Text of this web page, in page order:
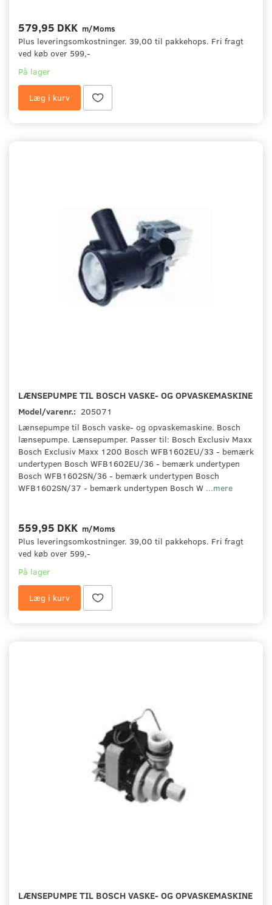
579,95 DKK m/Moms
Plus leveringsomkostninger. 39,00 til pakkehops. Fri fragt
ved køb over 599,-
På lager
Læg i kurv
LÆNSEPUMPE TIL BOSCH VASKE- OG OPVASKEMASKINE
Model/varenr.: 205071
Lænsepumpe til Bosch vaske- og opvaskemaskine. Bosch
lænsepumpe. Lænsepumper. Passer til: Bosch Exclusiv Maxx
Bosch Exclusiv Maxx 1200 Bosch WFB1602EU/33 - bemærk
undertypen Bosch WFB1602EU/36 - bemærk undertypen
Bosch WFB1602SN/36 - bemærk undertypen Bosch
WFB1602SN/37 - bemærk undertypen Bosch W ...mere
559,95 DKK m/Moms
Plus leveringsomkostninger. 39,00 til pakkehops. Fri fragt
ved køb over 599,-
På lager
Læg i kurv
LÆNSEPUMPE TIL BOSCH VASKE- OG OPVASKEMASKINE